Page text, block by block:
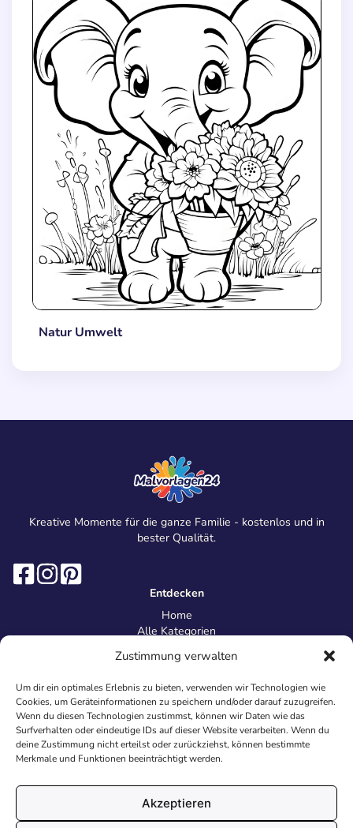
Zustimmung verwalten
Um dir ein optimales Erlebnis zu bieten, verwenden wir Technologien wie
Cookies, um Geräteinformationen zu speichern und/oder darauf zuzugreifen.
Wenn du diesen Technologien zustimmst, können wir Daten wie das
Surfverhalten oder eindeutige IDs auf dieser Website verarbeiten. Wenn du
deine Zustimmung nicht erteilst oder zurückziehst, können bestimmte
Merkmale und Funktionen beeinträchtigt werden.
Akzeptieren
Natur Umwelt
Kreative Momente für die ganze Familie - kostenlos und in
bester Qualität.
Entdecken
Home
Alle Kategorien
Information
Über uns
Kontakt
Inhaltsrichtlinien
Recht & Datenschutz
Impressum
AGB
Cookies